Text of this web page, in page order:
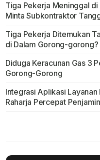
Tiga Pekerja Meninggal
Minta Subkontraktor
Tiga Pekerja Ditemukan
di Dalam Gorong-gorong?
Diduga Keracunan Gas 3
Gorong-Gorong
Integrasi Aplikasi
Raharja Percepat